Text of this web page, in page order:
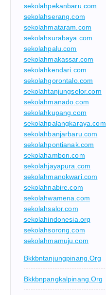
sekolahpekanbaru.com
sekolahserang.com
sekolahmataram.com
sekolahsurabaya.com
sekolahpalu.com
sekolahmakassar.com
sekolahkendari.com
sekolahgorontalo.com
sekolahtanjungselor.com
sekolahmanado.com
sekolahkupang.com
sekolahpalangkaraya.com
sekolahbanjarbaru.com
sekolahpontianak.com
sekolahambon.com
sekolahjayapura.com
sekolahmanokwari.com
sekolahnabire.com
sekolahwamena.com
sekolahsalor.com
sekolahindonesia.org
sekolahsorong.com
sekolahmamuju.com
Bkkbntanjungpinang.org
Bkkbnpangkalpinang.org